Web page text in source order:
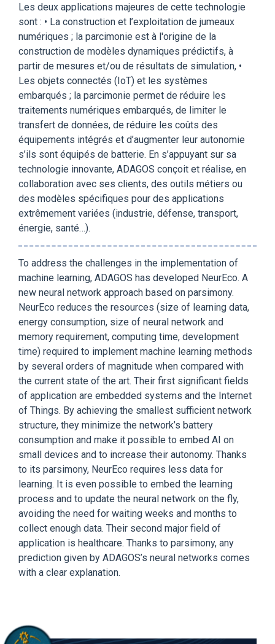
Les deux applications majeures de cette technologie
sont : • La construction et l’exploitation de jumeaux
numériques ; la parcimonie est à l'origine de la
construction de modèles dynamiques prédictifs, à
partir de mesures et/ou de résultats de simulation, •
Les objets connectés (IoT) et les systèmes
embarqués ; la parcimonie permet de réduire les
traitements numériques embarqués, de limiter le
transfert de données, de réduire les coûts des
équipements intégrés et d’augmenter leur autonomie
s’ils sont équipés de batterie. En s’appuyant sur sa
technologie innovante, ADAGOS conçoit et réalise, en
collaboration avec ses clients, des outils métiers ou
des modèles spécifiques pour des applications
extrêmement variées (industrie, défense, transport,
énergie, santé…).
To address the challenges in the implementation of
machine learning, ADAGOS has developed NeurEco. A
new neural network approach based on parsimony.
NeurEco reduces the resources (size of learning data,
energy consumption, size of neural network and
memory requirement, computing time, development
time) required to implement machine learning methods
by several orders of magnitude when compared with
the current state of the art. Their first significant fields
of application are embedded systems and the Internet
of Things. By achieving the smallest sufficient network
structure, they minimize the network’s battery
consumption and make it possible to embed AI on
small devices and to increase their autonomy. Thanks
to its parsimony, NeurEco requires less data for
learning. It is even possible to embed the learning
process and to update the neural network on the fly,
avoiding the need for waiting weeks and months to
collect enough data. Their second major field of
application is healthcare. Thanks to parsimony, any
prediction given by ADAGOS’s neural networks comes
with a clear explanation.